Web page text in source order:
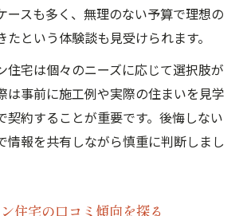
ースも多く、無理のない予算で理想の
という体験談も見受けられます。
住宅は個々のニーズに応じて選択肢が
は事前に施工例や実際の住まいを見学
契約することが重要です。後悔しない
情報を共有しながら慎重に判断しまし
住宅の口コミ傾向を探る